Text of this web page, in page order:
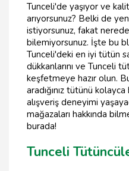
Tunceli'de yaşıyor ve
arıyorsunuz? Belki de
istiyorsunuz, fakat
bilemiyorsunuz. İşte bu
Tunceli'deki en iyi tütün
dükkanlarını ve Tunceli
keşfetmeye hazır olun.
aradığınız tütünü
alışveriş deneyimi
mağazaları hakkında
burada!
Tunceli